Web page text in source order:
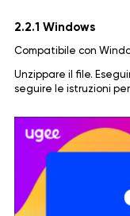
2.2.1 Windows
Compatibile con
Unzippare il file.
seguire le istruzioni